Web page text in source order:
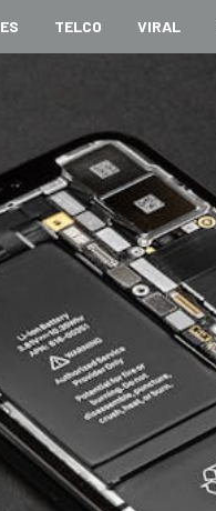
TELCO VIRAL